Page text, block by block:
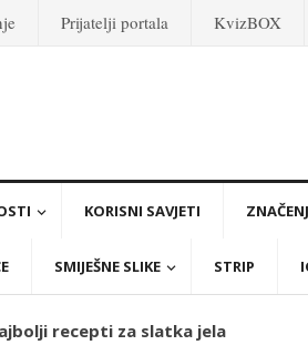
Prijatelji portala KvizBOX
KORISNI SAVJETI
SMIJEŠNE SLIKE STRIP
recepti za slatka jela